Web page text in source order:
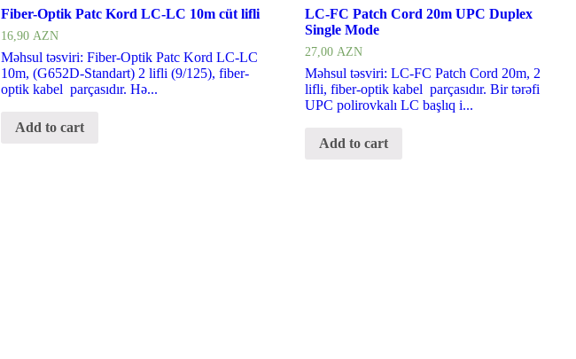
Fiber-Optik Patc Kord LC-LC 10m cüt lifli
16,90 AZN
Məhsul təsviri: Fiber-Optik Patc Kord LC-LC
10m, (G652D-Standart) 2 lifli (9/125), fiber-
optik kabel parçasıdır. Hə...
Add to cart
LC-FC Patch Cord 20m UPC Duplex
Single Mode
27,00 AZN
Məhsul təsviri: LC-FC Patch Cord 20m, 2
lifli, fiber-optik kabel parçasıdır. Bir tərəfi
UPC polirovkalı LC başlıq i...
Add to cart